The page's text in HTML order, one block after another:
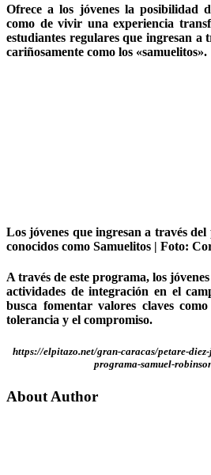
Ofrece a los jóvenes la posibilidad
como de vivir una experiencia
estudiantes regulares que ingresan a
cariñosamente como los «samuelitos».
Los jóvenes que ingresan a través
conocidos como Samuelitos | Foto:
A través de este programa, los
actividades de integración en el
busca fomentar valores claves
tolerancia y el compromiso.
https://elpitazo.net/gran-caracas/petare-
programa-samuel-
About Author